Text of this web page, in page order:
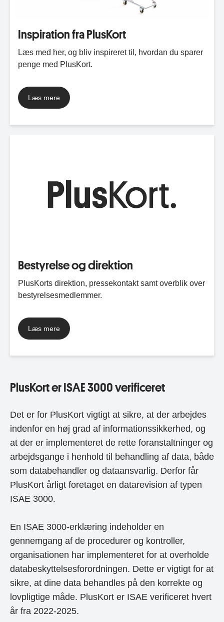
Inspiration fra PlusKort
Læs med her, og bliv inspireret til, hvordan du sparer
penge med PlusKort.
Læs mere
Bestyrelse og direktion
PlusKorts direktion, pressekontakt samt overblik over
bestyrelsesmedlemmer.
Læs mere
PlusKort er ISAE 3000 verificeret
Det er for PlusKort vigtigt at sikre, at der arbejdes
indenfor en høj grad af informationssikkerhed, og
at der er implementeret de rette foranstaltninger og
arbejdsgange i henhold til behandling af data, både
som databehandler og dataansvarlig. Derfor får
PlusKort årligt foretaget en datarevision af typen
ISAE 3000.
En ISAE 3000-erklæring indeholder en
gennemgang af de procedurer og kontroller,
organisationen har implementeret for at overholde
databeskyttelsesforordningen. Dette er vigtigt for at
sikre, at dine data behandles på den korrekte og
lovpligtige måde. PlusKort er ISAE verificeret hvert
år fra 2022-2025.